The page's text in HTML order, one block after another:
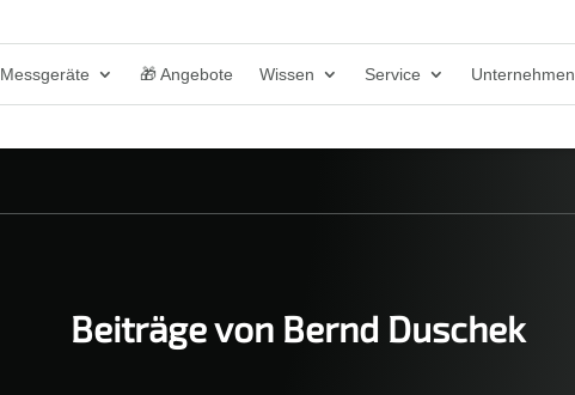
Messgeräte 🎁 Angebote Wissen Service Unternehmen
Beiträge von Bernd Duschek